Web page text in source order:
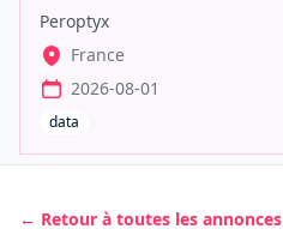
Peroptyx
France
2026-08-01
data
← Retour à toutes les annonces